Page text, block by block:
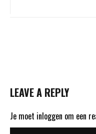
LEAVE A REPLY
Je moet inloggen om een